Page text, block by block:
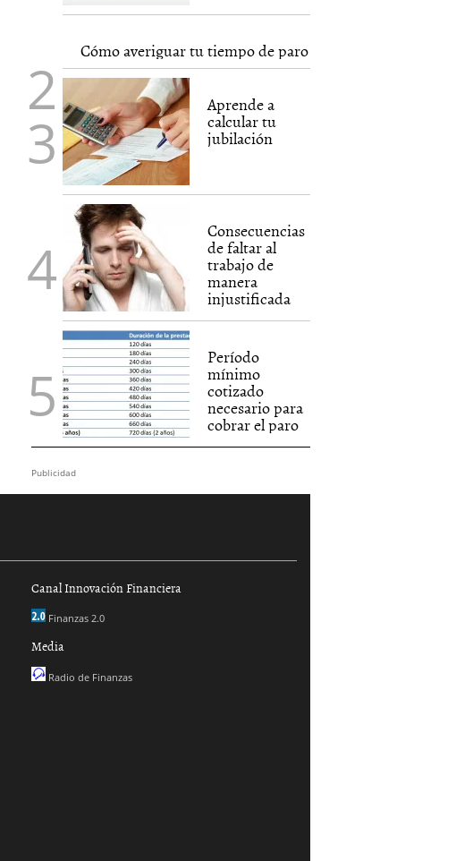
Cómo averiguar tu tiempo de paro
Aprende a
calcular tu
jubilación
Consecuencias
de faltar al
trabajo de
manera
injustificada
Período
mínimo
cotizado
necesario para
cobrar el paro
Publicidad
Canal Innovación Financiera
Finanzas 2.0
Media
Radio de Finanzas